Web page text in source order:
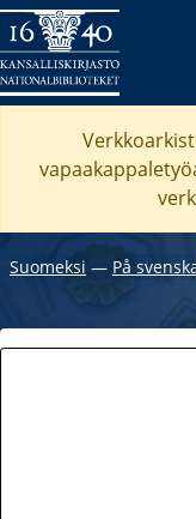
Suomeksi ― På